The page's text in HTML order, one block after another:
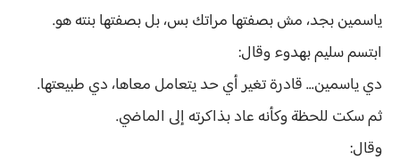
ياسمين بجد، مش بصفتها مراتك بس، بل بصفتها بنته هو.
ابتسم سليم بهدوء وقال:
دي ياسمين... قادرة تغير أي حد يتعامل معاها، دي طبيعتها.
ثم سكت للحظة وكأنه عاد بذاكرته إلى الماضي.
وقال: